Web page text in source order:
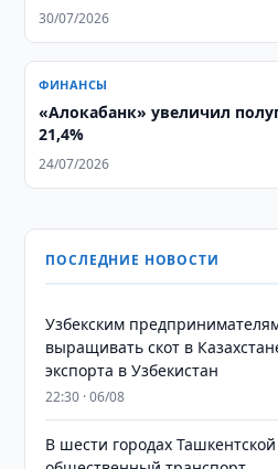
30/07/2026
ФИНАНСЫ
«Алокабанк» увеличил
21,4%
24/07/2026
ПОСЛЕДНИЕ НОВОСТИ
Узбекским
выращивать скот в
экспорта в Узбекистан
22:30 · 06/08
В шести городах